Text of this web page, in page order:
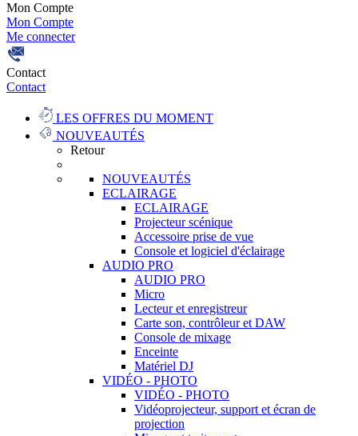
Mon Compte
Mon Compte
Me connecter
Contact
Contact
LES OFFRES DU MOMENT
NOUVEAUTÉS
Retour
NOUVEAUTÉS
ECLAIRAGE
ECLAIRAGE
Projecteur scénique
Accessoire prise de vue
Console et logiciel d'éclairage
AUDIO PRO
AUDIO PRO
Micro
Lecteur et enregistreur
Carte son, contrôleur et DAW
Console de mixage
Enceinte
Matériel DJ
VIDÉO - PHOTO
VIDÉO - PHOTO
Vidéoprojecteur, support et écran de
projection